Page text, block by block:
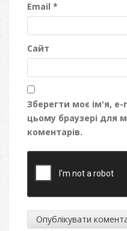
Email *
Сайт
Зберегти моє ім'я,
цьому браузері для
коментарів.